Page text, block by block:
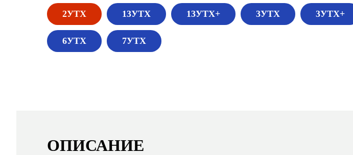
2УТХ 13УТХ 13УТХ+ 3УТХ 3УТХ+
6УТХ 7УТХ
ОПИСАНИЕ